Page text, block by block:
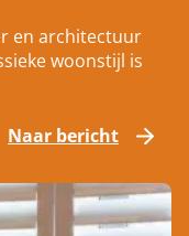
en architectuur
woonstijl is
Naar bericht